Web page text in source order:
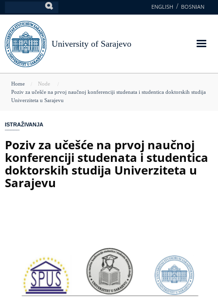
to
main
content
ENGLISH BOSNIAN
University of Sarajevo
You
are
Home
Node
Poziv za učešće na prvoj naučnoj konferenciji studenata i studentica doktorskih studija
Univerziteta u Sarajevu
ISTRAŽIVANJA
Poziv za učešće na prvoj naučnoj
konferenciji studenata i studentica
doktorskih studija Univerziteta u
Sarajevu